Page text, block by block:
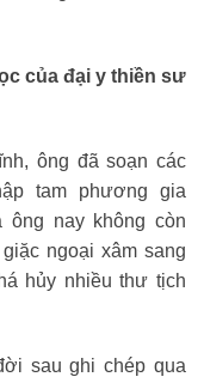
của đại y thiền sư
ông đã soạn các
tam phương gia
ông nay không còn
ngoại xâm sang
hủy nhiều thư tịch
sau ghi chép qua